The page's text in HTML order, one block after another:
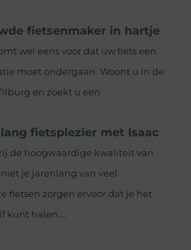
fietsenmaker in hartje
wel eens voor dat uw fiets een
moet ondergaan. Woont u in de
en zoekt u een
fietsplezier met Isaac
de hoogwaardige kwaliteit van
je jarenlang van veel
fietsen zorgen ervoor dat je het
kunt halen....